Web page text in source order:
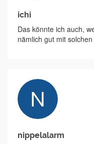
ichi
Das könnte ich auch,
nämlich gut mit
nippelalarm